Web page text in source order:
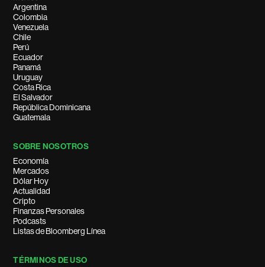
Argentina
Colombia
Venezuela
Chile
Perú
Ecuador
Panamá
Uruguay
Costa Rica
El Salvador
República Dominicana
Guatemala
SOBRE NOSOTROS
Economía
Mercados
Dólar Hoy
Actualidad
Cripto
Finanzas Personales
Podcasts
Listas de Bloomberg Línea
TÉRMINOS DE USO